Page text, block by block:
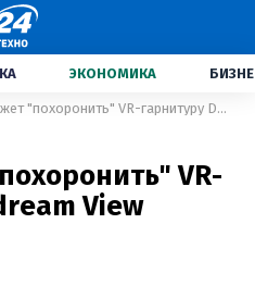
ЭКОНОМИКА
Google может "похоронить" VR-гарнитуру Daydream View
VR-
View